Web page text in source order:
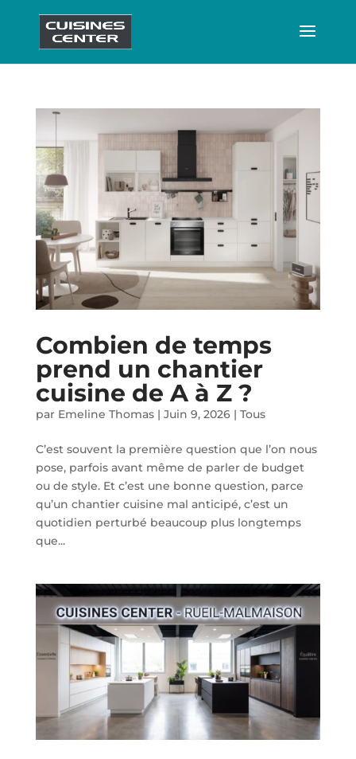
Combien de temps
prend un chantier
cuisine de A à Z ?
par Emeline Thomas| Juin 9, 2026| Tous
C’est souvent la première question que l’on nous
pose, parfois avant même de parler de budget
ou de style. Et c’est une bonne question, parce
qu’un chantier cuisine mal anticipé, c’est un
quotidien perturbé beaucoup plus longtemps
que...